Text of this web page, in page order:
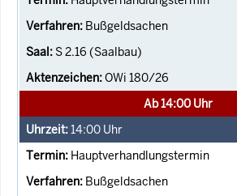
Bußgeldsachen
S 2.16 (Saalbau)
OWi 180/26
Ab 14:00 Uhr
14:00 Uhr
Hauptverhandlungstermin
Bußgeldsachen